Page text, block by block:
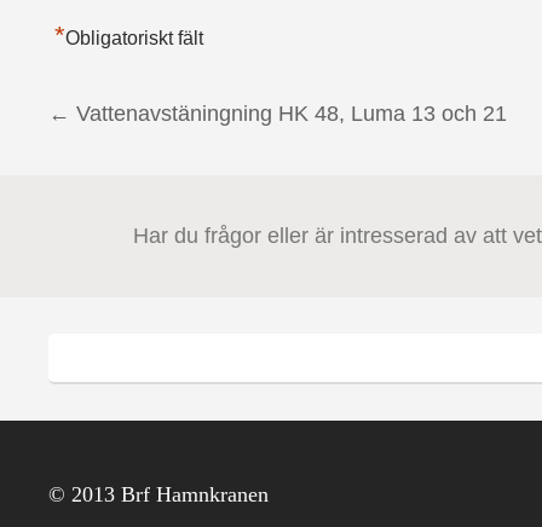
*Obligatoriskt fält
← Vattenavstäningning HK 48, Luma 13 och 21
Har du frågor eller är intresserad av att
© 2013 Brf Hamnkranen